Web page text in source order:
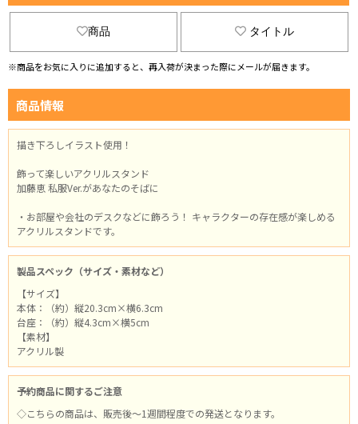
商品 タイトル
※商品をお気に入りに追加すると、再入荷が決まった際にメールが届きます。
商品情報
描き下ろしイラスト使用！
飾って楽しいアクリルスタンド
加藤恵 私服Ver.があなたのそばに
・お部屋や会社のデスクなどに飾ろう！ キャラクターの存在感が楽しめる
アクリルスタンドです。
製品スペック（サイズ・素材など）
【サイズ】
本体：（約）縦20.3cm×横6.3cm
台座：（約）縦4.3cm×横5cm
【素材】
アクリル製
予約商品に関するご注意
◇こちらの商品は、販売後～1週間程度での発送となります。